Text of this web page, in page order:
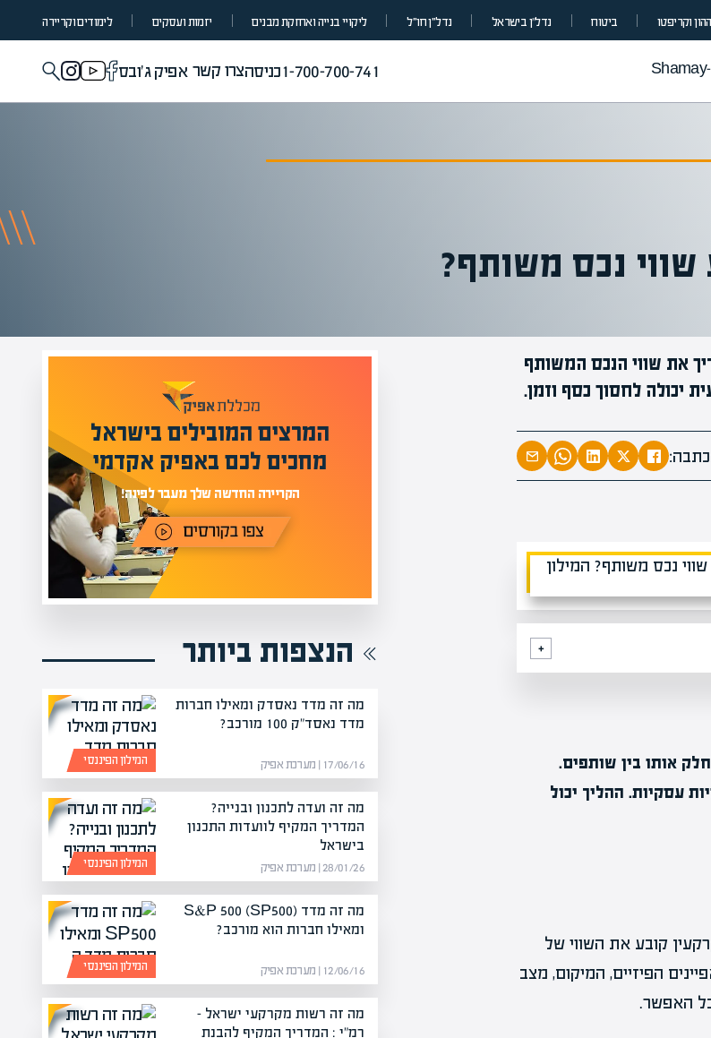
וקריפטו ביטוח נדל”ן בישראל נדל״ן חו״ל ליקויי בנייה ואחזקת מבנים יזמות ועסקים לימודים וקריירה
1-700-700-741כניסהצרו קשר אפיק ג'ובס
נכס משותף?
את שווי הנכס המשותף
יכולה לחסוך כסף וזמן.
אותו בין שותפים.
עסקיות. ההליך יכול
קובע את השווי של
הפיזיים, המיקום, מצב
האפשר.
המרצים המובילים בישראל
מחכים לכם באפיק אקדמי
מומחים בהערכת שווי
מעל 1000 מומחים
בהערכות שווי
מחכים לכם באתר
הנצפות ביותר
המילון הפיננסי
מה זה מדד נאסדק ומאילו חברות
מדד נאסד"ק 100 מורכב?
17/06/16 | מערכת אפיק
המילון הפיננסי
מה זה ועדה לתכנון ובנייה?
המדריך המקיף לוועדות התכנון
בישראל
28/01/26 | מערכת אפיק
המילון הפיננסי
מה זה מדד S&P 500 (SP500)
ומאילו חברות הוא מורכב?
12/06/16 | מערכת אפיק
מה זה רשות מקרקעי ישראל –
רמ"י : המדריך המקיף להבנת